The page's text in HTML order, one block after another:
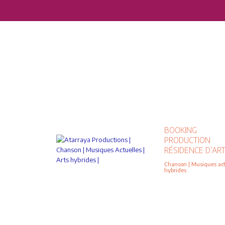
BOOKING
PRODUCTION
RÉSIDENCE
Chanson | Musiques
hybrides